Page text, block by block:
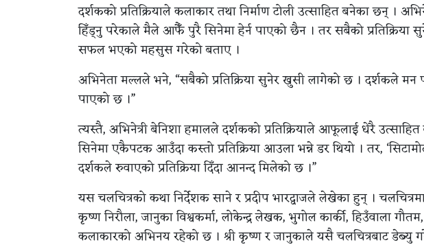
दर्शकको प्रतिक्रियाले कलाकार तथा निर्माण टोली उत्साहित बनेका छन् ।
हिँड्नु परेकाले मैले आफैँ पुरै सिनेमा हेर्न पाएको छैन । तर सबैको प्रतिक्रिया
सफल भएको महसुस गरेको बताए ।
अभिनेता मल्लले भने, “सबैको प्रतिक्रिया सुनेर खुसी लागेको छ । दर्शकले मन
पाएको छ ।”
त्यस्तै, अभिनेत्री बेनिशा हमालले दर्शकको प्रतिक्रियाले आफूलाई धेरै
सिनेमा एकैपटक आउँदा कस्तो प्रतिक्रिया आउला भन्ने डर थियो । तर,
दर्शकले रुवाएको प्रतिक्रिया दिँदा आनन्द मिलेको छ ।”
यस चलचित्रको कथा निर्देशक साने र प्रदीप भारद्वाजले लेखेका हुन् ।
कृष्ण निरौला, जानुका विश्वकर्मा, लोकेन्द्र लेखक, भुगोल कार्की, हिउँवाला
कलाकारको अभिनय रहेको छ । श्री कृष्ण र जानुकाले यसै चलचित्रबाट डेब्यु